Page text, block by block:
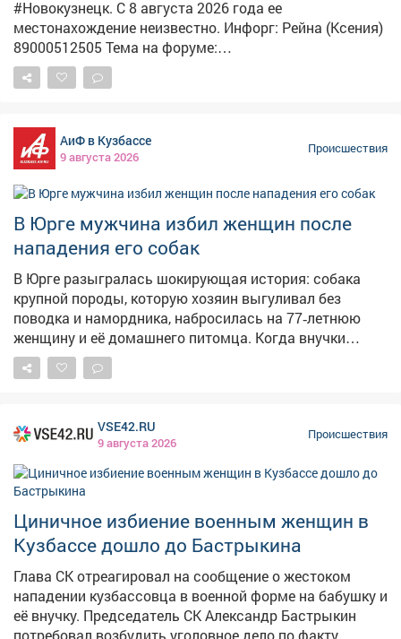
#Новокузнецк. С 8 августа 2026 года ее
местонахождение неизвестно. Инфорг: Рейна (Ксения)
89000512505 Тема на форуме:
https://lizaalert.org/forum/viewtopic.php?p=1176651
#ЛизаАлерт #ЛизаАлертКузбасс #ПропалЧеловек
АиФ в Кузбассе
9 августа 2026
Происшествия
В Юрге мужчина избил женщин после
нападения его собак
В Юрге разыгралась шокирующая история: собака
крупной породы, которую хозяин выгуливал без
поводка и намордника, набросилась на 77‑летнюю
женщину и её домашнего питомца. Когда внучки
пенсионерки бросились на помощь и оттащили
агрессивное животное, владелец пса вместо
произошёл в июле текущего года. После того как
история получила огласку в интернете, ситуацией
заинтересовались в Следственном комитете России.
Председатель СК РФ Алнесандр Бастрыкин дал
поручение исполняющему обязанности руководителя
СУ СК России по Кемеровской области - Кузбассу
Александру Кустову возбудить уголовное дело. Кроме
того, главе регионального управления предписано
представить доклад о ходе и результатах
расследования. 📸 Мagnific
VSE42.RU
9 августа 2026
Происшествия
Циничное избиение военным женщин в
Кузбассе дошло до Бастрыкина
Глава СК отреагировал на сообщение о жестоком
нападении кузбассовца в военной форме на бабушку и
её внучку. Председатель СК Александр Бастрыкин
потребовал возбудить уголовное дело по факту